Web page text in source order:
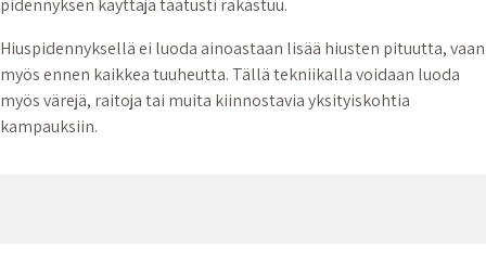
pidennyksen käyttäjä taatusti rakastuu.
Hiuspidennyksellä ei luoda ainoastaan lisää hiusten pituutta, vaan
myös ennen kaikkea tuuheutta. Tällä tekniikalla voidaan luoda
myös värejä, raitoja tai muita kiinnostavia yksityiskohtia
kampauksiin.